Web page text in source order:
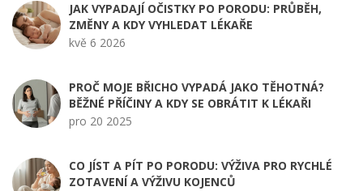
JAK VYPADAJÍ OČISTKY PO PORODU: PRŮBĚH,
ZMĚNY A KDY VYHLEDAT LÉKAŘE
kvě 6 2026
PROČ MOJE BŘICHO VYPADÁ JAKO TĚHOTNÁ?
BĚŽNÉ PŘÍČINY A KDY SE OBRÁTIT K LÉKAŘI
pro 20 2025
CO JÍST A PÍT PO PORODU: VÝŽIVA PRO RYCHLÉ
ZOTAVENÍ A VÝŽIVU KOJENCŮ